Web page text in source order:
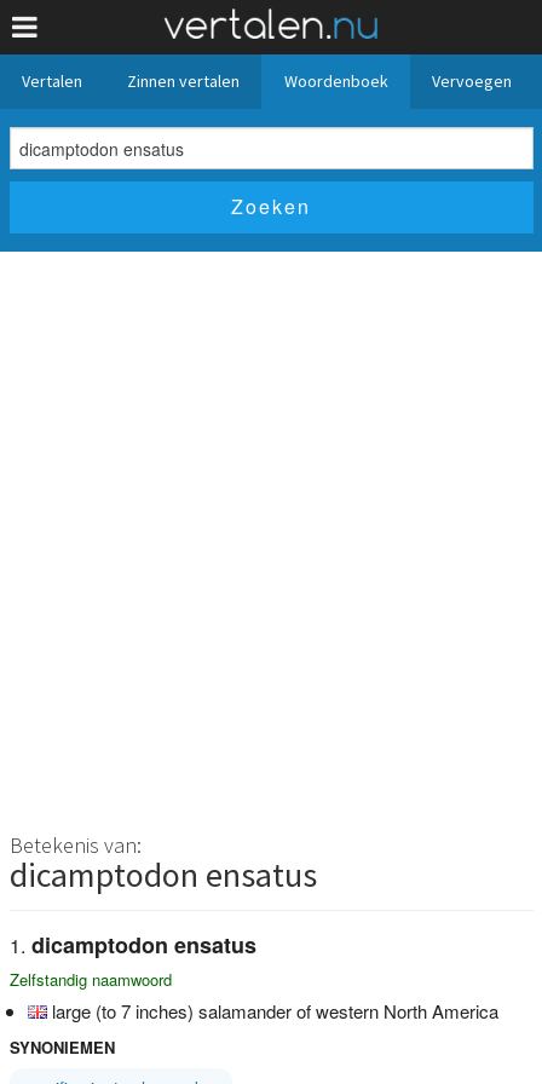
Vertalen Zinnen vertalen Woordenboek Vervoegen
Betekenis van:
dicamptodon ensatus
dicamptodon ensatus
Zelfstandig naamwoord
large (to 7 inches) salamander of western North America
SYNONIEMEN